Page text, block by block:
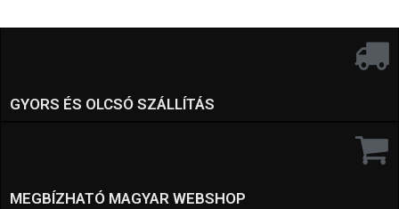
GYORS ÉS OLCSÓ SZÁLLÍTÁS
MEGBÍZHATÓ MAGYAR WEBSHOP